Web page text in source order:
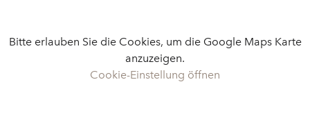
Bitte erlauben Sie die Cookies, um die Google Maps Karte
anzuzeigen.
Cookie-Einstellung öffnen